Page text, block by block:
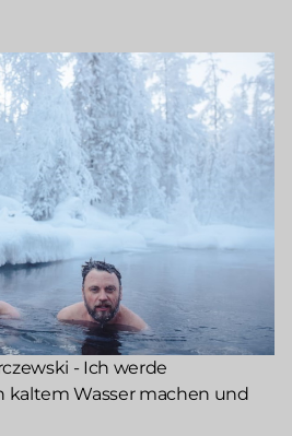
- Ich werde
Wasser machen und